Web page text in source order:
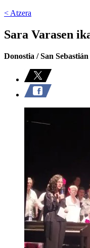
< Atzera
Sara Varasen
Donostia / San Sebastián